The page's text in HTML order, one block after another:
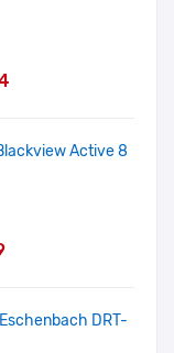
Active 8
DRT-